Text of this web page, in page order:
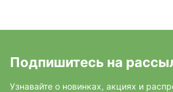
Подпишитесь на
Узнавайте о новинках, акциях и